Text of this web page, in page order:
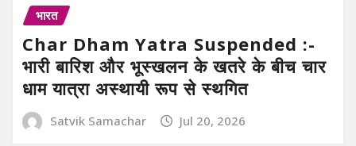
भारत
Char Dham Yatra Suspended :-
भारी बारिश और भूस्खलन के खतरे के बीच चार
धाम यात्रा अस्थायी रूप से स्थगित
Satvik Samachar Jul 20, 2026